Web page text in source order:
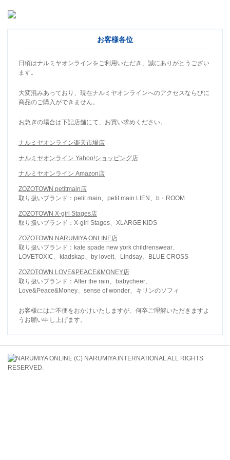
お客様各位
日頃はナルミヤオンラインをご利用いただき、誠にありがとうござい
ます。
大変混みあっており、現在ナルミヤオンラインへのアクセスならびに
商品のご購入ができません。
お急ぎの場合は下記店舗にて、お買い求めください。
ナルミヤオンライン楽天市場店
ナルミヤオンライン Yahoo!ショッピング店
ナルミヤオンライン Amazon店
ZOZOTOWN petitmain店
取り扱いブランド：petit main、petit main LIEN、b・ROOM
ZOZOTOWN X-girl Stages店
取り扱いブランド：X-girl Stages、XLARGE KIDS
ZOZOTOWN NARUMIYA ONLINE店
取り扱いブランド：kate spade new york childrenswear、
LOVETOXIC、kladskap、by loveit、Lindsay、BLUE CROSS
ZOZOTOWN LOVE&PEACE&MONEY店
取り扱いブランド：After the rain、babycheer、
Love&Peace&Money、sense of wonder、キリンのソフィ
お客様にはご不便をおかけいたしますが、何卒ご理解いただきますよ
うお願い申し上げます。